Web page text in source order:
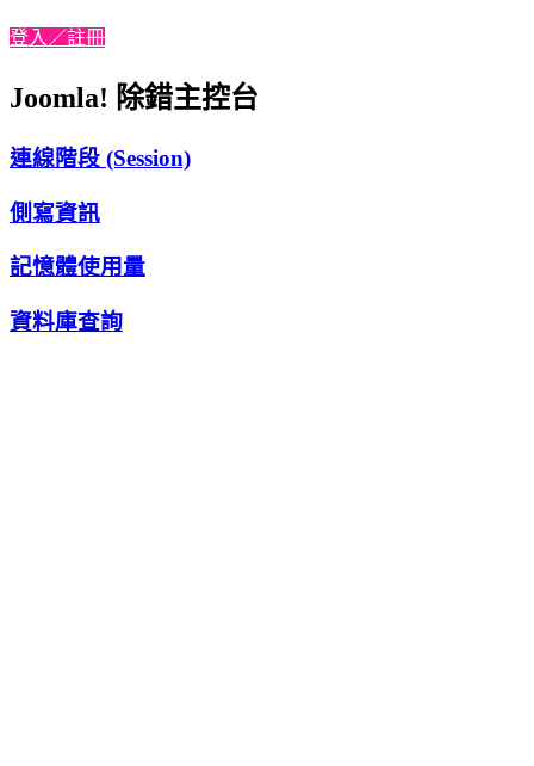
登入／註冊
Joomla! 除錯主控台
連線階段 (Session)
側寫資訊
記憶體使用量
資料庫查詢